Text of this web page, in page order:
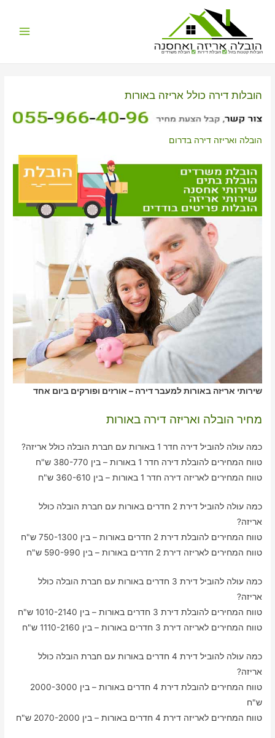
הובלות קטנות בזול הובלת דירות הובלת משרדים
הובלות דירה כולל אריזה באורות
הובלה ואריזה דירה בדרום
שירותי אריזה באורות למעבר דירה – אורזים ופורקים ביום אחד
מחיר הובלה ואריזה דירה באורות
כמה עולה להוביל דירה חדר 1 באורות עם חברת הובלה כולל אריזה?
טווח המחירים להובלת דירה חדר 1 באורות – בין 380-770 ש"ח
טווח המחירים לאריזה דירה חדר 1 באורות – בין 360-610 ש"ח
כמה עולה להוביל דירת 2 חדרים באורות עם חברת הובלה כולל
אריזה?
טווח המחירים להובלת דירת 2 חדרים באורות – בין 750-1300 ש"ח
טווח המחירים לאריזה דירת 2 חדרים באורות – בין 590-990 ש"ח
כמה עולה להוביל דירת 3 חדרים באורות עם חברת הובלה כולל
אריזה?
טווח המחירים להובלת דירת 3 חדרים באורות – בין 1010-2140 ש"ח
טווח המחירים לאריזה דירת 3 חדרים באורות – בין 1110-2160 ש"ח
כמה עולה להוביל דירת 4 חדרים באורות עם חברת הובלה כולל
אריזה?
טווח המחירים להובלת דירת 4 חדרים באורות – בין 2000-3000
ש"ח
טווח המחירים לאריזה דירת 4 חדרים באורות – בין 2070-2000 ש"ח